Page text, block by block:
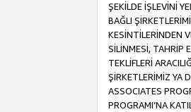
ŞEKİLDE İŞLEVİNİ
BAĞLI
KESİNTİLERİNDEN
SİLİNMESİ, TAHRİP
TEKLİFLERİ
ŞİRKETLERİMİZ YA
ASSOCIATES
PROGRAMI’NA